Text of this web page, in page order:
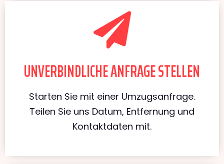
UNVERBINDLICHE ANFRAGE STELLEN
Starten Sie mit einer Umzugsanfrage.
Teilen Sie uns Datum, Entfernung und
Kontaktdaten mit.